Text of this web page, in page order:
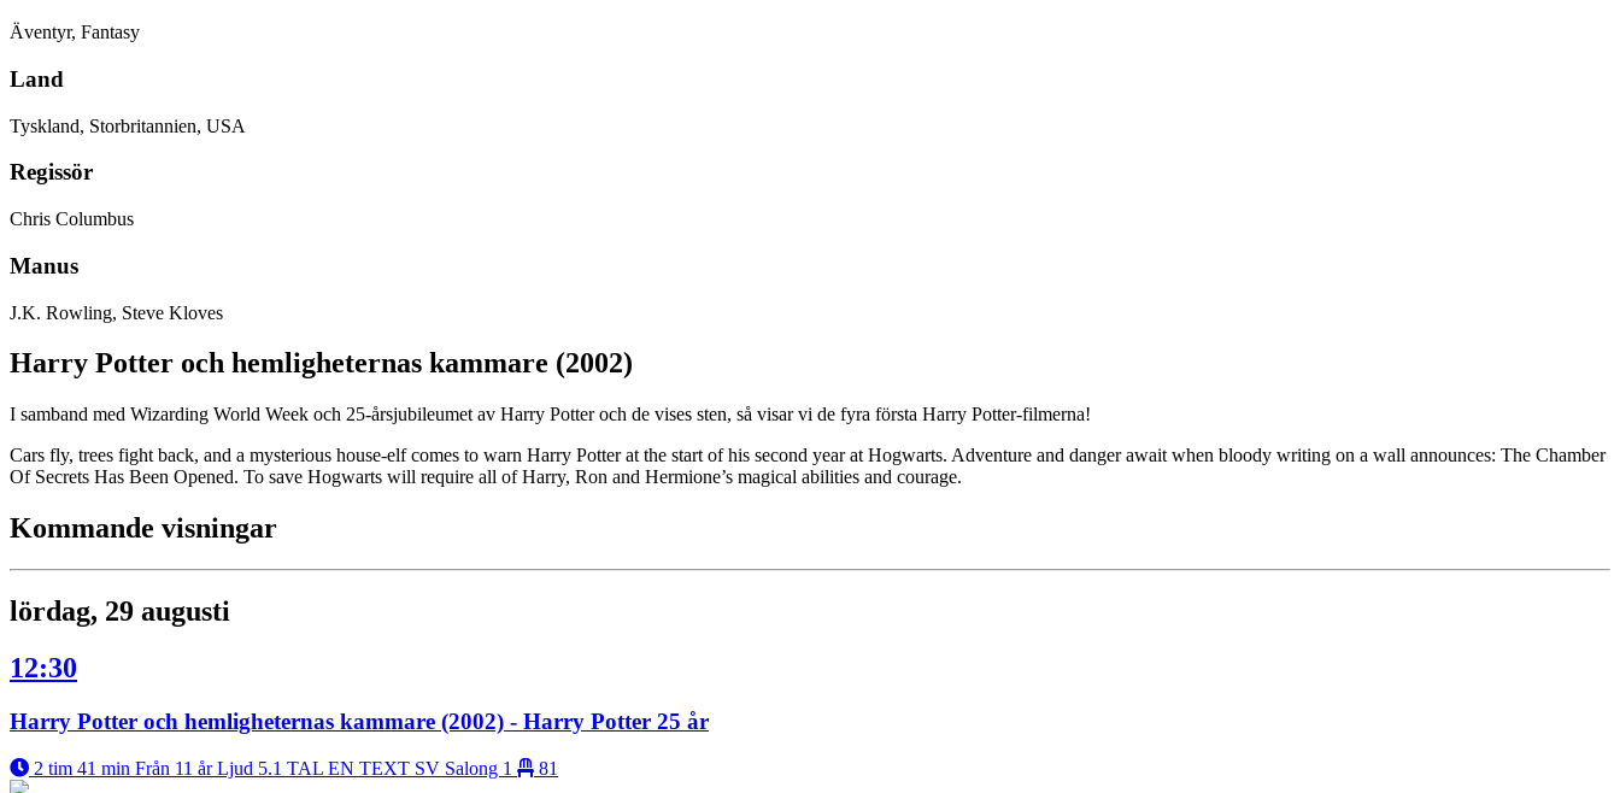
Äventyr, Fantasy
Land
Tyskland, Storbritannien, USA
Regissör
Chris Columbus
Manus
J.K. Rowling, Steve Kloves
Harry Potter och hemligheternas kammare (2002)
I samband med Wizarding World Week och 25-årsjubileumet av Harry Potter och de vises sten, så visar vi de fyra första Harry Potter-filmerna!
Cars fly, trees fight back, and a mysterious house-elf comes to warn Harry Potter at the start of his second year at Hogwarts. Adventure and danger await when bloody writing on a wall announces: The Chamber
Of Secrets Has Been Opened. To save Hogwarts will require all of Harry, Ron and Hermione’s magical abilities and courage.
Kommande visningar
lördag, 29 augusti
12:30
Harry Potter och hemligheternas kammare (2002) - Harry Potter 25 år
2 tim 41 min Från 11 år Ljud 5.1 TAL EN TEXT SV Salong 1 81